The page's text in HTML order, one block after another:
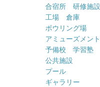
合宿所 研修施設
工場 倉庫
ボウリング場
アミューズメン
予備校 学習塾
公共施設
プール
ギャラリー